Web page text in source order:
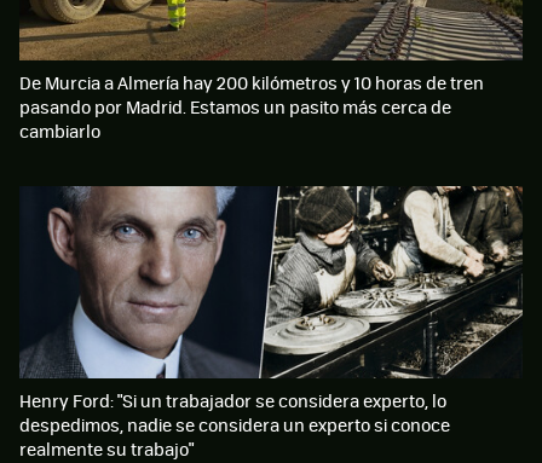
De Murcia a Almería hay 200 kilómetros y 10 horas de tren
pasando por Madrid. Estamos un pasito más cerca de
cambiarlo
Henry Ford: "Si un trabajador se considera experto, lo
despedimos, nadie se considera un experto si conoce
realmente su trabajo"